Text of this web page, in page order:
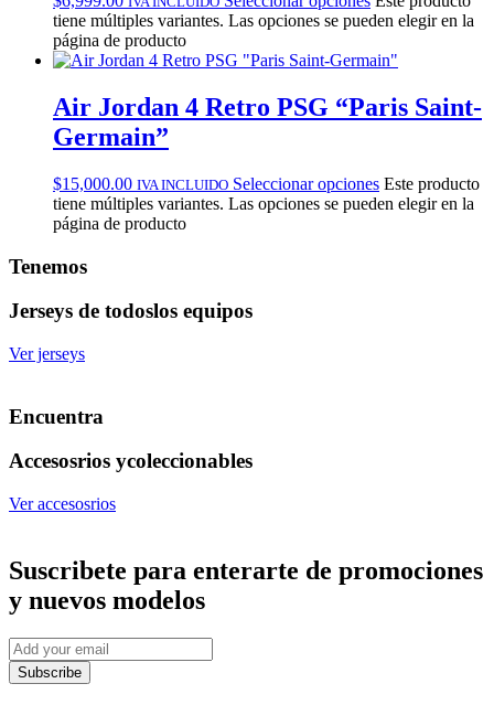
tiene múltiples variantes. Las opciones se pueden elegir en la
página de producto
Air Jordan 4 Retro PSG “Paris Saint-
Germain”
$15,000.00 IVA INCLUIDO Seleccionar opciones Este producto
tiene múltiples variantes. Las opciones se pueden elegir en la
página de producto
Tenemos
Jerseys de todoslos equipos
Ver jerseys
Encuentra
Accesosrios ycoleccionables
Ver accesosrios
Suscribete para enterarte de promociones
y nuevos modelos
Subscribe